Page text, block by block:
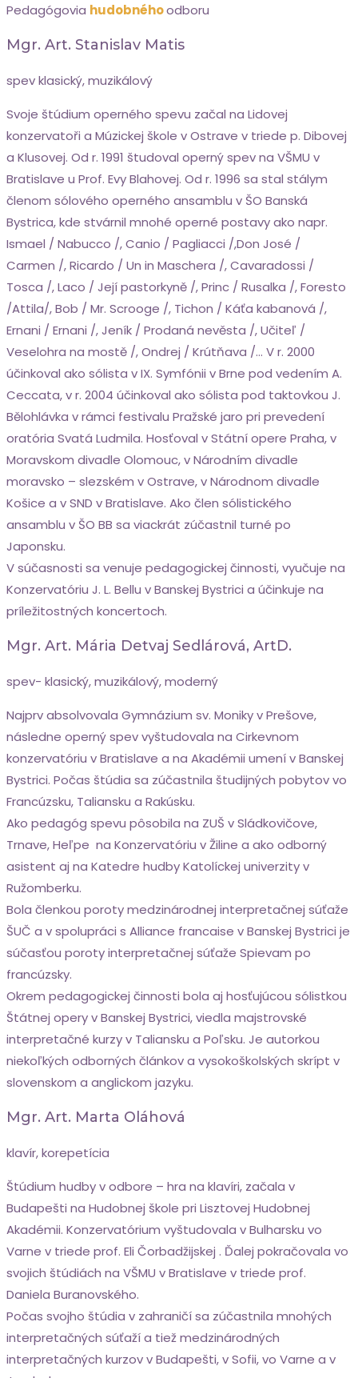
Pedagógovia hudobnéhoodboru
Mgr. Art. Stanislav Matis
spev klasický, muzikálový
Svoje štúdium operného spevu začal na Lidovej
konzervatoři a Múzickej škole v Ostrave v triede p. Dibovej
a Klusovej. Od r. 1991 študoval operný spev na VŠMU v
Bratislave u Prof. Evy Blahovej. Od r. 1996 sa stal stálym
členom sólového operného ansamblu v ŠO Banská
Bystrica, kde stvárnil mnohé operné postavy ako napr.
Ismael / Nabucco /, Canio / Pagliacci /,Don José /
Carmen /, Ricardo / Un in Maschera /, Cavaradossi /
Tosca /, Laco / Její pastorkyně /, Princ / Rusalka /, Foresto
/Attila/, Bob / Mr. Scrooge /, Tichon / Káťa kabanová /,
Ernani / Ernani /, Jeník / Prodaná nevěsta /, Učiteľ /
Veselohra na mostě /, Ondrej / Krútňava /… V r. 2000
účinkoval ako sólista v IX. Symfónii v Brne pod vedením A.
Ceccata, v r. 2004 účinkoval ako sólista pod taktovkou J.
Bělohlávka v rámci festivalu Pražské jaro pri prevedení
oratória Svatá Ludmila. Hosťoval v Státní opere Praha, v
Moravskom divadle Olomouc, v Národním divadle
moravsko – slezském v Ostrave, v Národnom divadle
Košice a v SND v Bratislave. Ako člen sólistického
ansamblu v ŠO BB sa viackrát zúčastnil turné po
Japonsku.
V súčasnosti sa venuje pedagogickej činnosti, vyučuje na
Konzervatóriu J. L. Bellu v Banskej Bystrici a účinkuje na
príležitostných koncertoch.
Mgr. Art. Mária Detvaj Sedlárová, ArtD.
spev- klasický, muzikálový, moderný
Najprv absolvovala Gymnázium sv. Moniky v Prešove,
následne operný spev vyštudovala na Cirkevnom
konzervatóriu v Bratislave a na Akadémii umení v Banskej
Bystrici. Počas štúdia sa zúčastnila študijných pobytov vo
Francúzsku, Taliansku a Rakúsku.
Ako pedagóg spevu pôsobila na ZUŠ v Sládkovičove,
Trnave, Heľpe na Konzervatóriu v Žiline a ako odborný
asistent aj na Katedre hudby Katolíckej univerzity v
Ružomberku.
Bola členkou poroty medzinárodnej interpretačnej súťaže
ŠUČ a v spolupráci s Alliance francaise v Banskej Bystrici je
súčasťou poroty interpretačnej súťaže Spievam po
francúzsky.
Okrem pedagogickej činnosti bola aj hosťujúcou sólistkou
Štátnej opery v Banskej Bystrici, viedla majstrovské
interpretačné kurzy v Taliansku a Poľsku. Je autorkou
niekoľkých odborných článkov a vysokoškolských skrípt v
slovenskom a anglickom jazyku.
Mgr. Art. Marta Oláhová
klavír, korepetícia
Štúdium hudby v odbore – hra na klavíri, začala v
Budapešti na Hudobnej škole pri Lisztovej Hudobnej
Akadémii. Konzervatórium vyštudovala v Bulharsku vo
Varne v triede prof. Eli Čorbadžijskej . Ďalej pokračovala vo
svojich štúdiách na VŠMU v Bratislave v triede prof.
Daniela Buranovského.
Počas svojho štúdia v zahraničí sa zúčastnila mnohých
interpretačných súťaží a tiež medzinárodných
interpretačných kurzov v Budapešti, v Sofii, vo Varne a v